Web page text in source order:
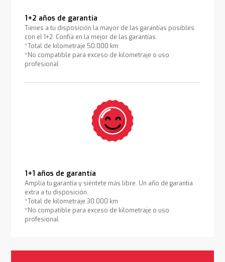
1+2 años de garantía
Tienes a tu disposición la mayor de las garantías posibles
con el 1+2. Confía en la mejor de las garantías.
*Total de kilometraje 50.000 km
*No compatible para exceso de kilometraje o uso
profesional
1+1 años de garantía
Amplía tu garantía y siéntete más libre. Un año de garantía
extra a tu disposición.
*Total de kilometraje 30.000 km
*No compatible para exceso de kilometraje o uso
profesional